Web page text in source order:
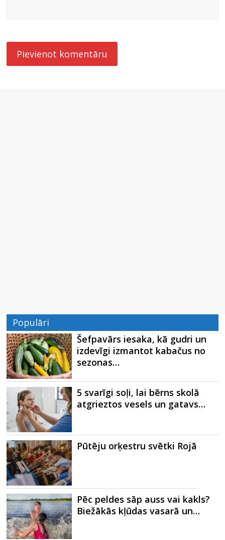
Populāri
Šefpavārs iesaka, kā gudri un
izdevīgi izmantot kabačus no
sezonas…
5 svarīgi soļi, lai bērns skolā
atgrieztos vesels un gatavs…
Pūtēju orķestru svētki Rojā
Pēc peldes sāp auss vai kakls?
Biežākās kļūdas vasarā un…